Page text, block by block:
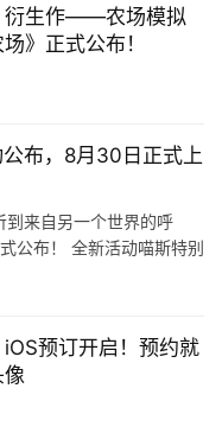
衍生作——农场模拟
》正式公布！
公布，8月30日正式上
到来自另一个世界的呼
公布！ 全新活动喵斯特别
iOS预订开启！预约就